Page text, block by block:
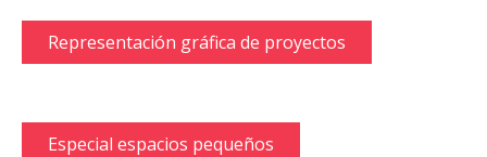
Representación gráfica de proyectos
Especial espacios pequeños